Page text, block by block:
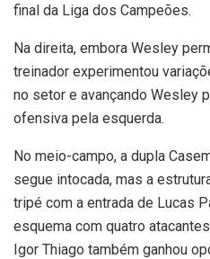
final da Liga dos Campeões.
Na direita, embora Wesley
treinador experimentou
no setor e avançando Wesley
ofensiva pela esquerda.
No meio-campo, a dupla
segue intocada, mas a
tripé com a entrada de Lucas
esquema com quatro
Igor Thiago também ganhou